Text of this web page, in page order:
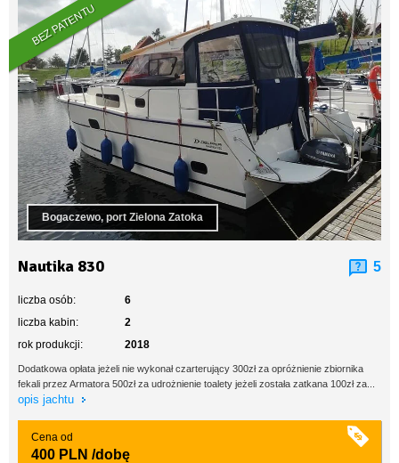
BEZ PATENTU
Bogaczewo, port Zielona Zatoka
Nautika 830 5
liczba osób:
6
liczba kabin:
2
rok produkcji:
2018
Dodatkowa opłata jeżeli nie wykonał czarterujący 300zł za opróżnienie zbiornika
fekali przez Armatora 500zł za udrożnienie toalety jeżeli została zatkana 100zł za...
opis jachtu
Cena od
400 PLN /dobę